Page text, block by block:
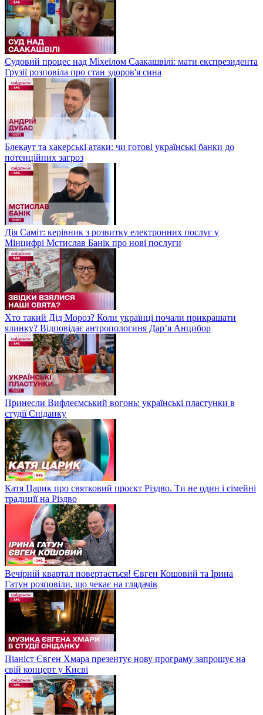
Судовий процес над Міхеїлом Саакашвілі: мати експрезидента
Грузії розповіла про стан здоров'я сина
Блекаут та хакерські атаки: чи готові українські банки до
потенційних загроз
Дія Саміт: керівник з розвитку електронних послуг у
Мінцифрі Мстислав Банік про нові послуги
Хто такий Дід Мороз? Коли українці почали прикрашати
ялинку? Відповідає антропологиня Дарʼя Анцибор
Принесли Вифлеємський вогонь: українські пластунки в
студії Сніданку
Катя Царик про святковий проєкт Різдво. Ти не один і сімейні
традиції на Різдво
Вечірній квартал повертається! Євген Кошовий та Ірина
Гатун розповіли, що чекає на глядачів
Піаніст Євген Хмара презентує нову програму запрошує на
свій концерт у Києві